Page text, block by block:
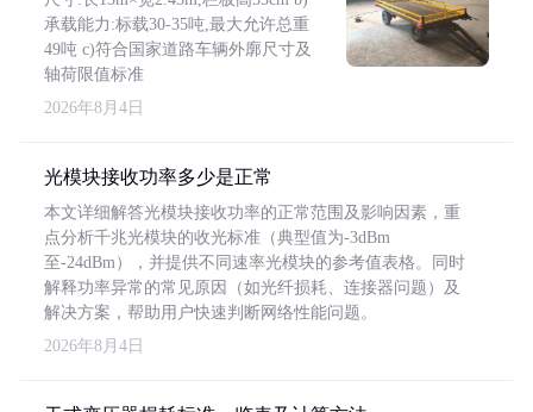
承载能力:标载30-35吨,最大允许总重
49吨 c)符合国家道路车辆外廓尺寸及
轴荷限值标准
2026年8月4日
光模块接收功率多少是正常
本文详细解答光模块接收功率的正常范围及影响因素，重
点分析千兆光模块的收光标准（典型值为-3dBm
至-24dBm），并提供不同速率光模块的参考值表格。同时
解释功率异常的常见原因（如光纤损耗、连接器问题）及
解决方案，帮助用户快速判断网络性能问题。
2026年8月4日